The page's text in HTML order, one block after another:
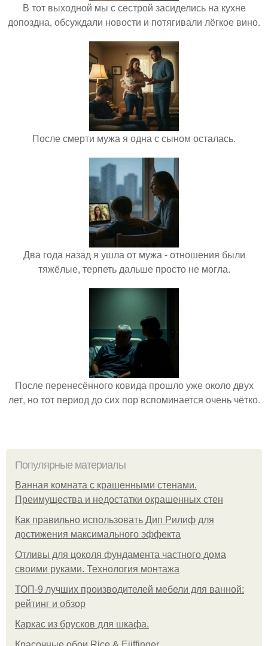
В тот выходной мы с сестрой засиделись на кухне
допоздна, обсуждали новости и потягивали лёгкое вино.
После смерти мужа я одна с сыном осталась.
Два года назад я ушла от мужа - отношения были
тяжёлые, терпеть дальше просто не могла.
После перенесённого ковида прошло уже около двух
лет, но тот период до сих пор вспоминается очень чётко.
Популярные материалы
Ванная комната с крашенными стенами.
Преимущества и недостатки окрашенных стен
Как правильно использовать Дип Рилиф для
достижения максимального эффекта
Отливы для цоколя фундамента частного дома
своими руками. Технология монтажа
ТОП-9 лучших производителей мебели для ванной:
рейтинг и обзор
Каркас из брусков для шкафа.